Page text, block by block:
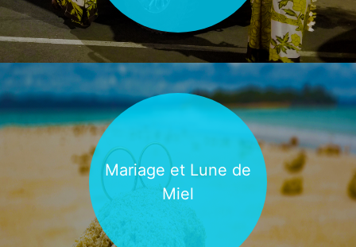
Découvrir
Mariage et Lune de
Miel